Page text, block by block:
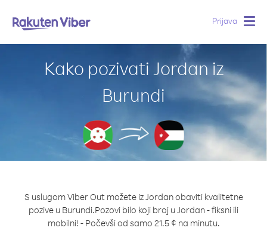
Prijava
Kako pozivati Jordan iz
Burundi
S uslugom Viber Out možete iz Jordan obaviti kvalitetne
pozive u Burundi.Pozovi bilo koji broj u Jordan - fiksni ili
mobilni! - Počevši od samo 21.5 ¢ na minutu.